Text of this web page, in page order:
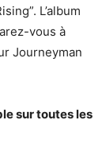
L’album
vous à
Journeyman
sur toutes les